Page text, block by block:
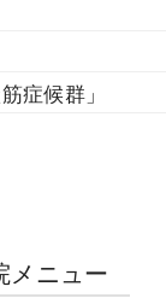
症候群」
メニュー